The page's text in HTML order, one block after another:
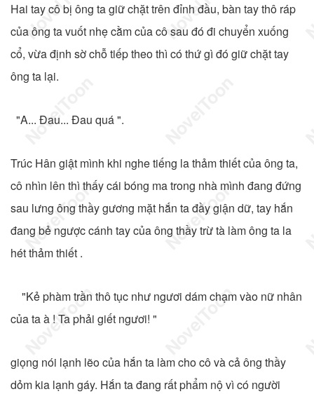
Hai tay cô bị ông ta giữ chặt trên đỉnh đầu, bàn tay thô ráp
của ông ta vuốt nhẹ cằm của cô sau đó đi chuyển xuống
cổ, vừa định sờ chỗ tiếp theo thì có thứ gì đó giữ chặt tay
ông ta lại.
"A... Đau... Đau quá ".
Trúc Hân giật mình khi nghe tiếng la thảm thiết của ông ta,
cô nhìn lên thì thấy cái bóng ma trong nhà mình đang đứng
sau lưng ông thầy gương mặt hắn ta đầy giận dữ, tay hắn
đang bẻ ngược cánh tay của ông thầy trừ tà làm ông ta la
hét thảm thiết .
"Kẻ phàm trần thô tục như ngươi dám chạm vào nữ nhân
của ta à ! Ta phải giết ngươi! "
giọng nói lạnh lẽo của hắn ta làm cho cô và cả ông thầy
dỏm kia lạnh gáy. Hắn ta đang rất phẩm nộ vì có người